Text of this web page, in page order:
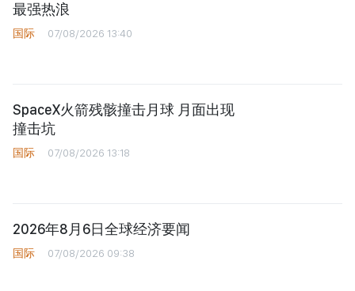
最强热浪
国际 07/08/2026 13:40
SpaceX火箭残骸撞击月球 月面出现
撞击坑
国际 07/08/2026 13:18
2026年8月6日全球经济要闻
国际 07/08/2026 09:38